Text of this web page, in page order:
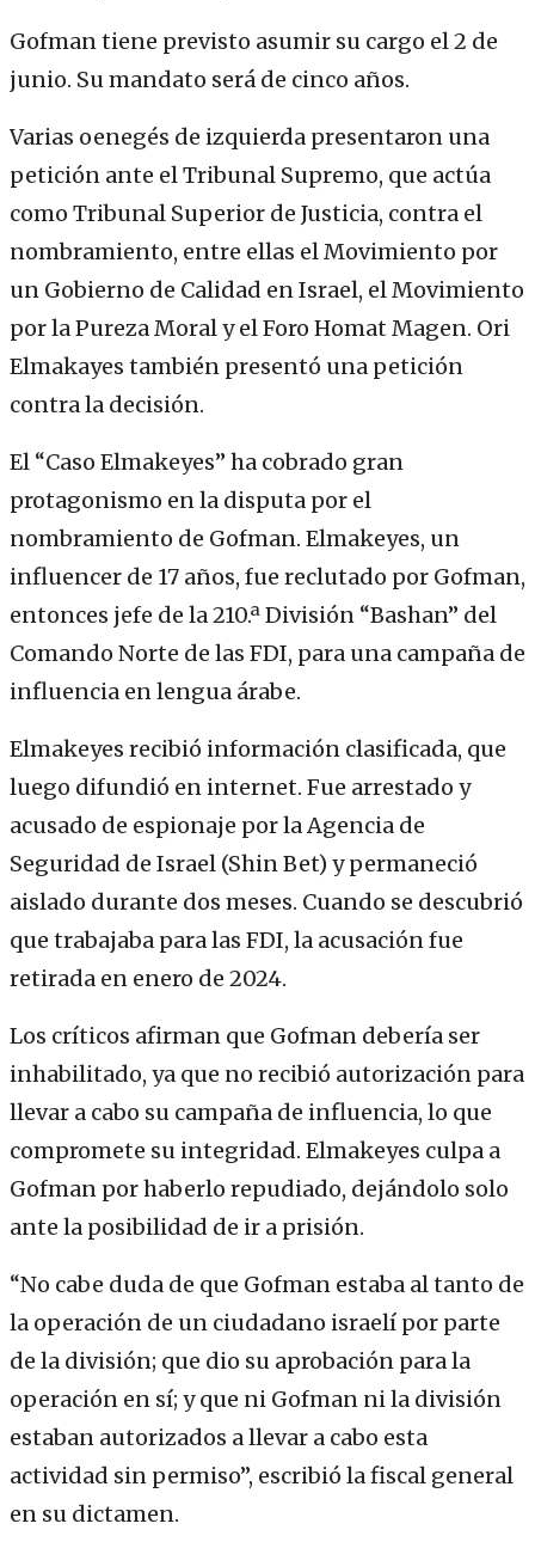
Gofman tiene previsto asumir su cargo el 2 de
junio. Su mandato será de cinco años.
Varias oenegés de izquierda presentaron una
petición ante el Tribunal Supremo, que actúa
como Tribunal Superior de Justicia, contra el
nombramiento, entre ellas el Movimiento por
un Gobierno de Calidad en Israel, el Movimiento
por la Pureza Moral y el Foro Homat Magen. Ori
Elmakayes también presentó una petición
contra la decisión.
El “Caso Elmakeyes” ha cobrado gran
protagonismo en la disputa por el
nombramiento de Gofman. Elmakeyes, un
influencer de 17 años, fue reclutado por Gofman,
entonces jefe de la 210.ª División “Bashan” del
Comando Norte de las FDI, para una campaña de
influencia en lengua árabe.
Elmakeyes recibió información clasificada, que
luego difundió en internet. Fue arrestado y
acusado de espionaje por la Agencia de
Seguridad de Israel (Shin Bet) y permaneció
aislado durante dos meses. Cuando se descubrió
que trabajaba para las FDI, la acusación fue
retirada en enero de 2024.
Los críticos afirman que Gofman debería ser
inhabilitado, ya que no recibió autorización para
llevar a cabo su campaña de influencia, lo que
compromete su integridad. Elmakeyes culpa a
Gofman por haberlo repudiado, dejándolo solo
ante la posibilidad de ir a prisión.
“No cabe duda de que Gofman estaba al tanto de
la operación de un ciudadano israelí por parte
de la división; que dio su aprobación para la
operación en sí; y que ni Gofman ni la división
estaban autorizados a llevar a cabo esta
actividad sin permiso”, escribió la fiscal general
en su dictamen.